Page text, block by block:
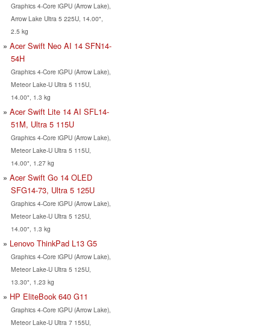
Graphics 4-Core iGPU (Arrow Lake),
Arrow Lake Ultra 5 225U, 14.00",
2.5 kg
Acer Swift Neo AI 14 SFN14-
54H
Graphics 4-Core iGPU (Arrow Lake),
Meteor Lake-U Ultra 5 115U,
14.00", 1.3 kg
Acer Swift Lite 14 AI SFL14-
51M, Ultra 5 115U
Graphics 4-Core iGPU (Arrow Lake),
Meteor Lake-U Ultra 5 115U,
14.00", 1.27 kg
Acer Swift Go 14 OLED
SFG14-73, Ultra 5 125U
Graphics 4-Core iGPU (Arrow Lake),
Meteor Lake-U Ultra 5 125U,
14.00", 1.3 kg
Lenovo ThinkPad L13 G5
Graphics 4-Core iGPU (Arrow Lake),
Meteor Lake-U Ultra 5 125U,
13.30", 1.23 kg
HP EliteBook 640 G11
Graphics 4-Core iGPU (Arrow Lake),
Meteor Lake-U Ultra 7 155U,